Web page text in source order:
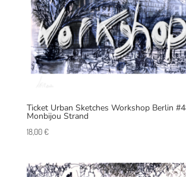
Ticket Urban Sketches Workshop Berlin
Monbijou Strand
18,00€